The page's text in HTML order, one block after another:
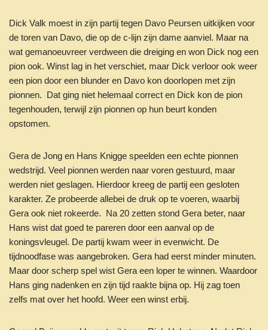
Dick Valk moest in zijn partij tegen Davo Peursen uitkijken voor
de toren van Davo, die op de c-lijn zijn dame aanviel. Maar na
wat gemanoeuvreer verdween die dreiging en won Dick nog een
pion ook. Winst lag in het verschiet, maar Dick verloor ook weer
een pion door een blunder en Davo kon doorlopen met zijn
pionnen. Dat ging niet helemaal correct en Dick kon de pion
tegenhouden, terwijl zijn pionnen op hun beurt konden
opstomen.
Gera de Jong en Hans Knigge speelden een echte pionnen
wedstrijd. Veel pionnen werden naar voren gestuurd, maar
werden niet geslagen. Hierdoor kreeg de partij een gesloten
karakter. Ze probeerde allebei de druk op te voeren, waarbij
Gera ook niet rokeerde. Na 20 zetten stond Gera beter, naar
Hans wist dat goed te pareren door een aanval op de
koningsvleugel. De partij kwam weer in evenwicht. De
tijdnoodfase was aangebroken. Gera had eerst minder minuten.
Maar door scherp spel wist Gera een loper te winnen. Waardoor
Hans ging nadenken en zijn tijd raakte bijna op. Hij zag toen
zelfs mat over het hoofd. Weer een winst erbij.